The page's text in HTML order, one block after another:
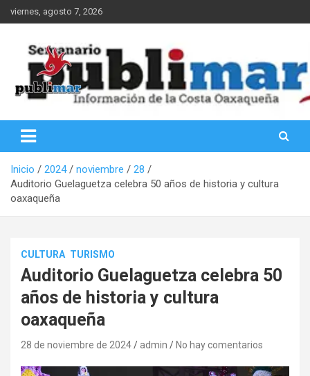
Saltar
al
viernes, agosto 7, 2026
PubliMar
Inicio 2024 noviembre
28
Auditorio Guelaguetza celebra 50 años de historia y cultura
oaxaqueña
CULTURA TURISMO
Auditorio Guelaguetza celebra 50
años de historia y cultura
oaxaqueña
28 de noviembre de 2024 admin No hay comentarios